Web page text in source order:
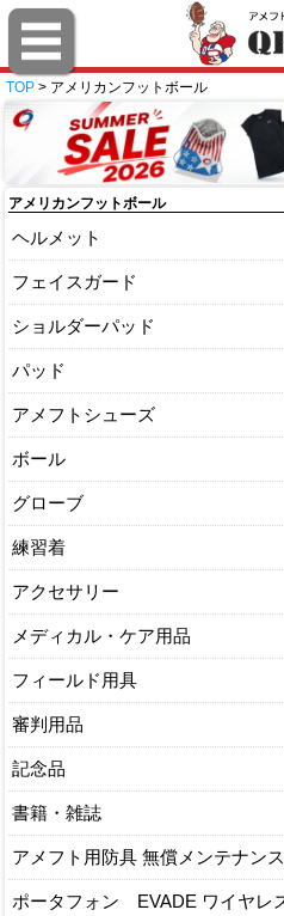
TOP > アメリカンフットボール
アメリカンフットボール
ヘルメット
フェイスガード
ショルダーパッド
パッド
アメフトシューズ
ボール
グローブ
練習着
アクセサリー
メディカル・ケア用品
フィールド用具
審判用品
記念品
書籍・雑誌
アメフト用防具 無償メンテナン
ポータフォン EVADE ワイヤレ